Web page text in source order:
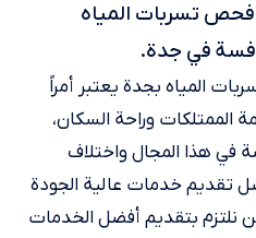
تسربات المياه
في جدة.
المياه بجدة يعتبر أمراً
الممتلكات وراحة السكان،
في هذا المجال واختلاف
تقديم خدمات عالية الجودة
نلتزم بتقديم أفضل الخدمات